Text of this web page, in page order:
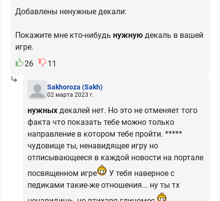
Добавлены ненужные декали:
Покажите мне кто-нибудь нужную декаль в вашей
игре.
26
11
Sakhoroza (Sakh)
02 марта 2023 г.
нужных декалей нет. Но это не отменяет того
факта что показать тебе можно только
направление в котором тебе пройти. *****
чудовище ты, ненавидящее игру но
отписывающееся в каждой новости на портале
посвященном игре
У тебя наверное с
педиками такие-же отношения... ну ты тх